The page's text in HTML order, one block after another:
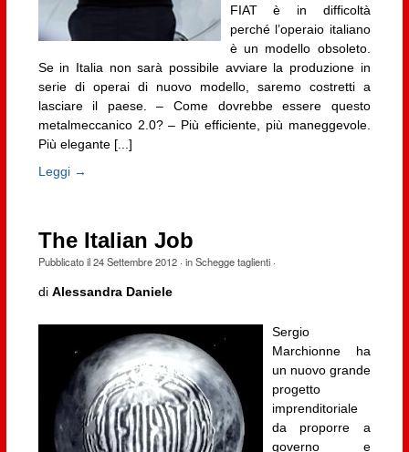
FIAT è in difficoltà
perché l’operaio italiano
è un modello obsoleto.
Se in Italia non sarà possibile avviare la produzione in
serie di operai di nuovo modello, saremo costretti a
lasciare il paese. – Come dovrebbe essere questo
metalmeccanico 2.0? – Più efficiente, più maneggevole.
Più elegante [...]
Leggi →
The Italian Job
Pubblicato il24 Settembre 2012· inSchegge taglienti·
di Alessandra Daniele
Sergio
Marchionne ha
un nuovo grande
progetto
imprenditoriale
da proporre a
governo e